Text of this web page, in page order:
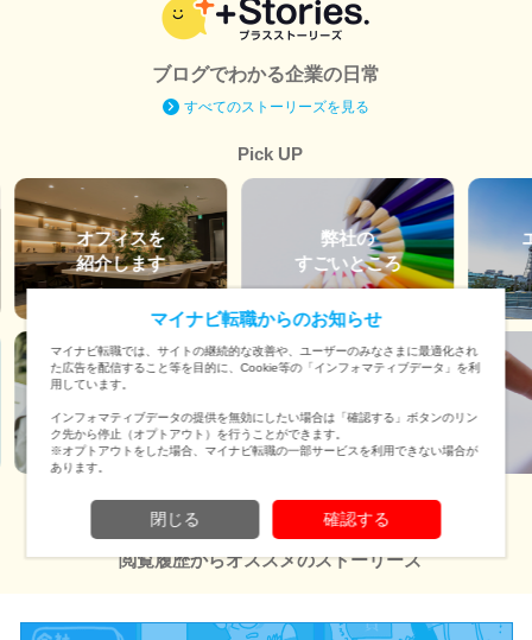
ブログでわかる企業の日常
すべてのストーリーズを見る
Pick UP
オフィスを
紹介します
弊社の
すごいところ
おすすめ
閲覧履歴からオススメのストーリーズ
マイナビ転職からのお知らせ
マイナビ転職では、サイトの継続的な改善や、ユーザーのみなさまに最適化され
た広告を配信すること等を目的に、Cookie等の「インフォマティブデータ」を利
用しています。
インフォマティブデータの提供を無効にしたい場合は「確認する」ボタンのリン
ク先から停止（オプトアウト）を行うことができます。
※オプトアウトをした場合、マイナビ転職の一部サービスを利用できない場合が
あります。
閉じる 確認する